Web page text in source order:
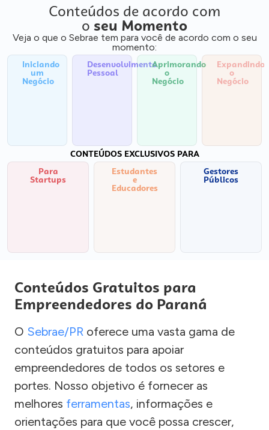
Conteúdos de acordo com
o seu Momento
Veja o que o Sebrae tem para você de acordo com o seu
momento:
Iniciando
um
Negócio
Desenvolvimento
Pessoal
Aprimorando
o
Negócio
Expandindo
o
Negócio
CONTEÚDOS EXCLUSIVOS PARA
Para
Startups
Estudantes
e
Educadores
Gestores
Públicos
Conteúdos Gratuitos para
Empreendedores do Paraná
O Sebrae/PR oferece uma vasta gama de
conteúdos gratuitos para apoiar
empreendedores de todos os setores e
portes. Nosso objetivo é fornecer as
melhores ferramentas, informações e
orientações para que você possa crescer,